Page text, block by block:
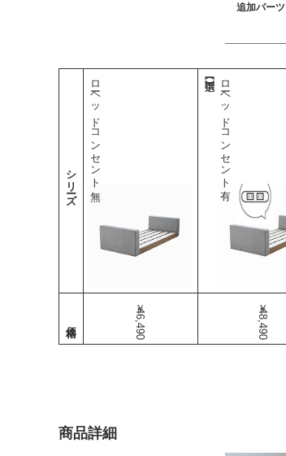
追加パーツ
シリーズ ローヘッドコンセント無
￥46,490
ローヘッドコンセント有
￥48,490
商品詳細